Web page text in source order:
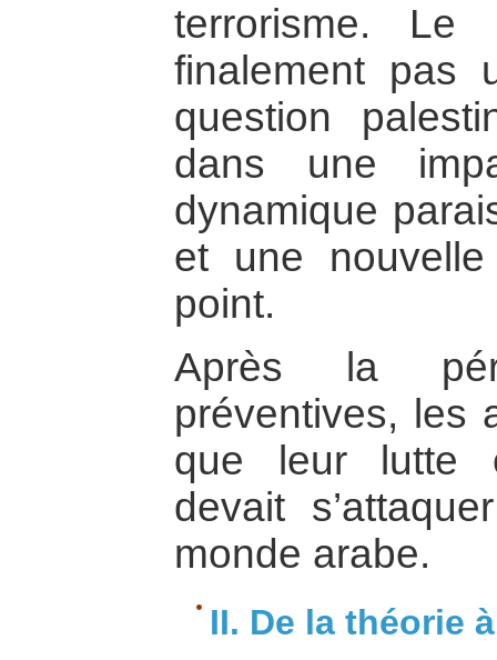
terrorisme.
finalement pas
question
dans une
dynamique
et une
point.
Après la
préventives, les
que leur lutte
devait
monde arabe.
II. De la théorie